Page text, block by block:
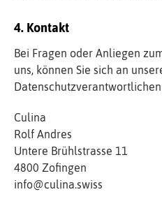
Kontakt
Bei Fragen oder Anliegen
uns, können Sie sich an
Culina
Rolf Andres
Untere Brühlstrasse 11
4800 Zofingen
info@culina.swiss